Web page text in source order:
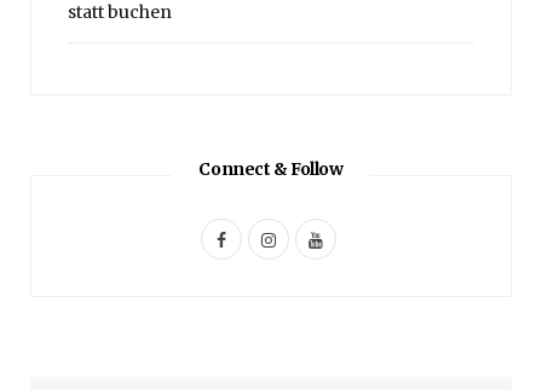
statt buchen
Connect & Follow
F
I
Y